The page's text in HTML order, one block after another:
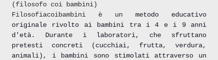
(filosofo coi bambini)
Filosofiacoibambini è un metodo educativo
originale rivolto ai bambini tra i 4 e i 9 anni
d'età. Durante i laboratori, che sfruttano
pretesti concreti (cucchiai, frutta, verdura,
animali), i bambini sono stimolati attraverso un